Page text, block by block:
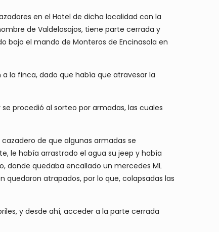
en el Hotel de dicha localidad con la
de Valdelosajos, tiene parte cerrada y
bajo el mando de Monteros de Encinasola en
la finca, dado que había que atravesar la
procedió al sorteo por armadas, las cuales
de que algunas armadas se
le había arrastrado el agua su jeep y había
donde quedaba encallado un mercedes ML
quedaron atrapados, por lo que, colapsadas las
y desde ahí, acceder a la parte cerrada